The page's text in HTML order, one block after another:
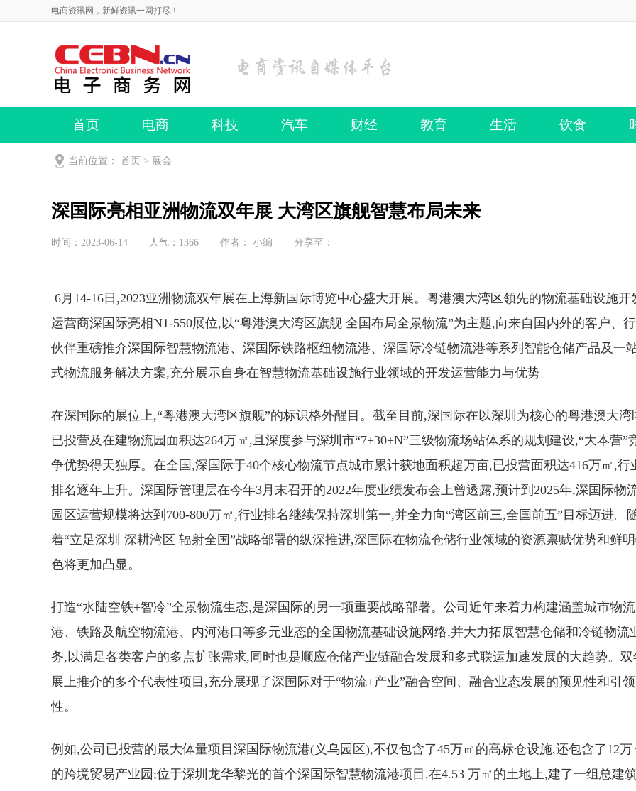
电商资讯网，新鲜资讯一网打尽！
首页 电商 科技 汽车 财经 教育 生活 饮食
当前位置： 首页 > 展会
深国际亮相亚洲物流双年展 大湾区旗舰智慧布局未来
时间：2023-06-14 人气： 1366 作者： 小编 分享至：
6月14-16日,2023亚洲物流双年展在上海新国际博览中心盛大开展。粤港澳大湾区领先的物流基础设施开
运营商深国际亮相N1-550展位,以“粤港澳大湾区旗舰 全国布局全景物流”为主题,向来自国内外的客户、
伙伴重磅推介深国际智慧物流港、深国际铁路枢纽物流港、深国际冷链物流港等系列智能仓储产品及一
式物流服务解决方案,充分展示自身在智慧物流基础设施行业领域的开发运营能力与优势。
在深国际的展位上,“粤港澳大湾区旗舰”的标识格外醒目。截至目前,深国际在以深圳为核心的粤港澳大湾
已投营及在建物流园面积达264万㎡,且深度参与深圳市“7+30+N”三级物流场站体系的规划建设,“大本营”
争优势得天独厚。在全国,深国际于40个核心物流节点城市累计获地面积超万亩,已投营面积达416万㎡,行
排名逐年上升。深国际管理层在今年3月末召开的2022年度业绩发布会上曾透露,预计到2025年,深国际物
园区运营规模将达到700-800万㎡,行业排名继续保持深圳第一,并全力向“湾区前三,全国前五”目标迈进。
着“立足深圳 深耕湾区 辐射全国”战略部署的纵深推进,深国际在物流仓储行业领域的资源禀赋优势和鲜
色将更加凸显。
打造“水陆空铁+智冷”全景物流生态,是深国际的另一项重要战略部署。公司近年来着力构建涵盖城市物流
港、铁路及航空物流港、内河港口等多元业态的全国物流基础设施网络,并大力拓展智慧仓储和冷链物流
务,以满足各类客户的多点扩张需求,同时也是顺应仓储产业链融合发展和多式联运加速发展的大趋势。双
展上推介的多个代表性项目,充分展现了深国际对于“物流+产业”融合空间、融合业态发展的预见性和引领
性。
例如,公司已投营的最大体量项目深国际物流港(义乌园区),不仅包含了45万㎡的高标仓设施,还包含了12万
的跨境贸易产业园;位于深圳龙华黎光的首个深国际智慧物流港项目,在4.53 万㎡的土地上,建了一组总建